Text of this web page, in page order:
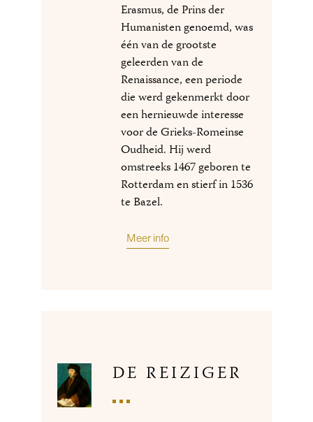
Erasmus, de Prins der
Humanisten genoemd, was
één van de grootste
geleerden van de
Renaissance, een periode
die werd gekenmerkt door
een hernieuwde interesse
voor de Grieks-Romeinse
Oudheid. Hij werd
omstreeks 1467 geboren te
Rotterdam en stierf in 1536
te Bazel.
Meer info
DE REIZIGER